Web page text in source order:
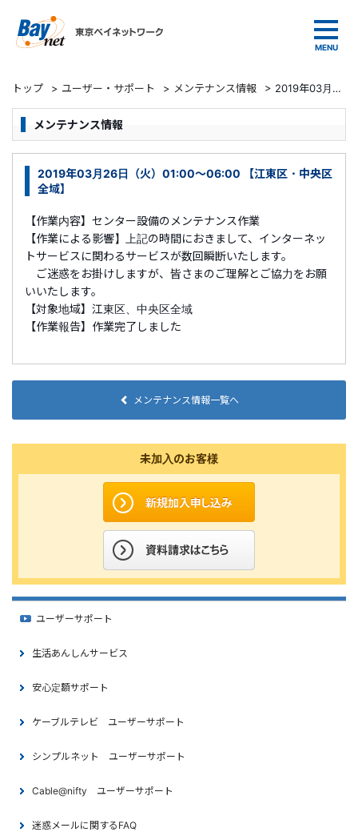
トップ > ユーザー・サポート > メンテナンス情報 > 2019年03月26日（火）01:00～06:00 【江東区・中央区全域】
メンテナンス情報
2019年03月26日（火）01:00～06:00 【江東区・中央区
全域】
【作業内容】センター設備のメンテナンス作業
【作業による影響】上記の時間におきまして、インターネッ
トサービスに関わるサービスが数回瞬断いたします。
ご迷惑をお掛けしますが、皆さまのご理解とご協力をお願
いいたします。
【対象地域】江東区、中央区全域
【作業報告】作業完了しました
メンテナンス情報一覧へ
未加入のお客様
ユーザーサポート
生活あんしんサービス
安心定額サポート
ケーブルテレビ ユーザーサポート
シンプルネット ユーザーサポート
Cable@nifty ユーザーサポート
迷惑メールに関するFAQ